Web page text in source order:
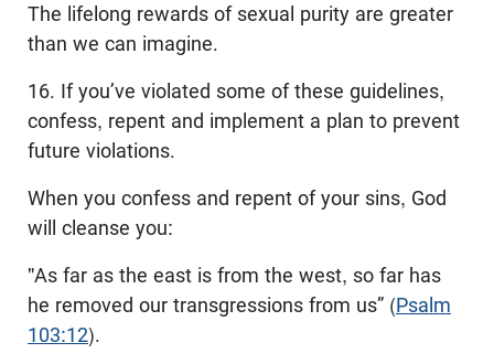
The lifelong rewards of sexual purity are greater
than we can imagine.
16. If you’ve violated some of these guidelines,
confess, repent and implement a plan to prevent
future violations.
When you confess and repent of your sins, God
will cleanse you:
"As far as the east is from the west, so far has
he removed our transgressions from us” (Psalm
103:12).